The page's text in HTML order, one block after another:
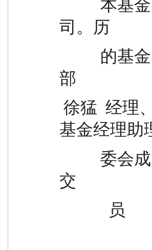
司。历
部
基金经理助
交